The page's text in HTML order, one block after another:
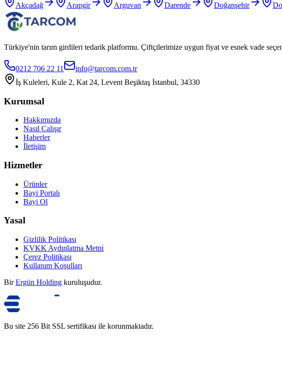
Akçadağ Arapgir Arguvan Darende Doğanşehir
Türkiye'nin tarım girdileri tedarik platformu. Çiftçilerimize uygun fiyat ve esnek vade
0212 706 22 11
info@tarcom.com.tr
İş Kuleleri, Kule 2, Kat 24, Levent Beşiktaş İstanbul, 34330
Kurumsal
Hakkımızda
Nasıl Çalışır
Haberler
İletişim
Hizmetler
Ürünler
Bayi Portalı
Bayi Ol
Yasal
Gizlilik Politikası
KVKK Aydınlatma Metni
Çerez Politikası
Kullanım Koşulları
Bir Ergün Holding kuruluşudur.
Bu site 256 Bit SSL sertifikası ile korunmaktadır.